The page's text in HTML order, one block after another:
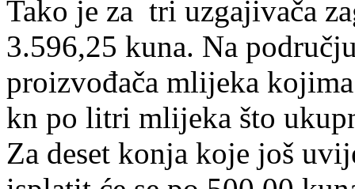
Tako je za tri uzgajivača
3.596,25 kuna. Na
proizvođača mlijeka
kn po litri mlijeka što
Za deset konja koje još